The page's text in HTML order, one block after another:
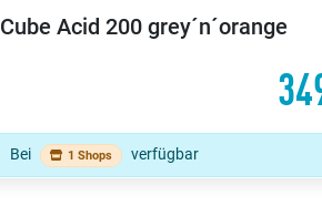
Cube Acid 200 grey´n´orange
Bei 1 Shops verfügbar